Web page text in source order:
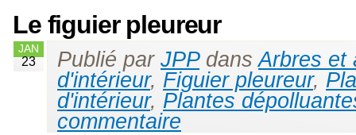
Le figuier pleureur
JAN
23 Publié par JPPdansArbres et
d'intérieur, Figuier pleureur,
d'intérieur, Plantes
commentaire